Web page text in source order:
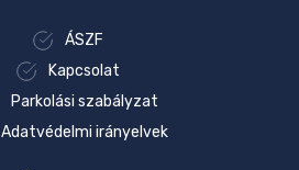
ÁSZF
Kapcsolat
Parkolási szabályzat
Adatvédelmi irányelvek